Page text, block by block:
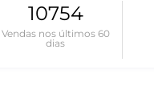
10754
Vendas nos últimos 60
dias